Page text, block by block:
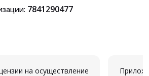
7841290477
на осуществление